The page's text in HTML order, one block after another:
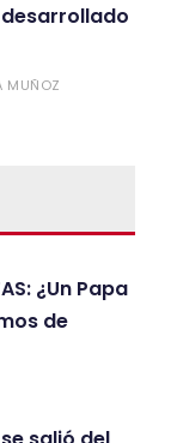
MUÑOZ
¿Un Papa
de